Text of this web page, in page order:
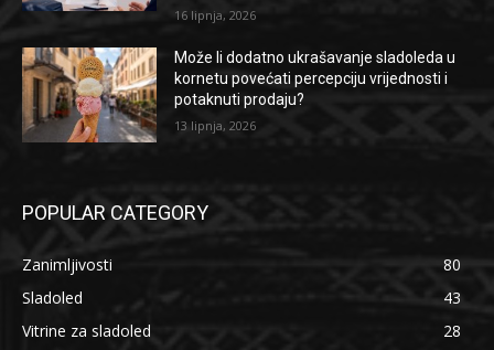
16 lipnja, 2026
Može li dodatno ukrašavanje sladoleda u
kornetu povećati percepciju vrijednosti i
potaknuti prodaju?
13 lipnja, 2026
POPULAR CATEGORY
Zanimljivosti
80
Sladoled
43
Vitrine za sladoled
28